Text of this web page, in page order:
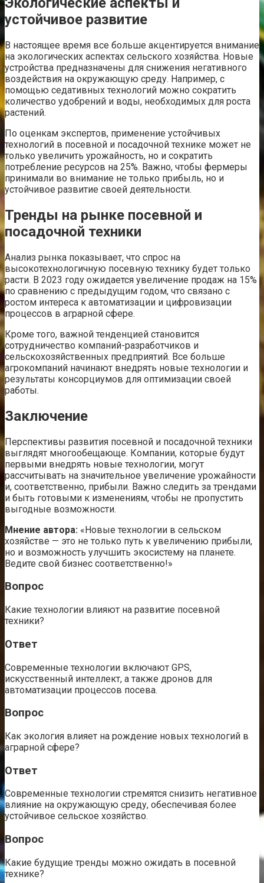
устойчивое развитие
В настоящее время все больше акцентируется внимание
на экологических аспектах сельского хозяйства. Новые
устройства предназначены для снижения негативного
воздействия на окружающую среду. Например, с
помощью седативных технологий можно сократить
количество удобрений и воды, необходимых для роста
растений.
По оценкам экспертов, применение устойчивых
технологий в посевной и посадочной технике может не
только увеличить урожайность, но и сократить
потребление ресурсов на 25%. Важно, чтобы фермеры
принимали во внимание не только прибыль, но и
устойчивое развитие своей деятельности.
Тренды на рынке посевной и
посадочной техники
Анализ рынка показывает, что спрос на
высокотехнологичную посевную технику будет только
расти. В 2023 году ожидается увеличение продаж на 15%
по сравнению с предыдущим годом, что связано с
ростом интереса к автоматизации и цифровизации
процессов в аграрной сфере.
Кроме того, важной тенденцией становится
сотрудничество компаний-разработчиков и
сельскохозяйственных предприятий. Все больше
агрокомпаний начинают внедрять новые технологии и
результаты консорциумов для оптимизации своей
работы.
Заключение
Перспективы развития посевной и посадочной техники
выглядят многообещающе. Компании, которые будут
первыми внедрять новые технологии, могут
рассчитывать на значительное увеличение урожайности
и, соответственно, прибыли. Важно следить за трендами
и быть готовыми к изменениям, чтобы не пропустить
выгодные возможности.
Мнение автора: «Новые технологии в сельском
хозяйстве — это не только путь к увеличению прибыли,
но и возможность улучшить экосистему на планете.
Ведите свой бизнес соответственно!»
Вопрос
Какие технологии влияют на развитие посевной
техники?
Ответ
Современные технологии включают GPS,
искусственный интеллект, а также дронов для
автоматизации процессов посева.
Вопрос
Как экология влияет на рождение новых технологий в
аграрной сфере?
Ответ
Современные технологии стремятся снизить негативное
влияние на окружающую среду, обеспечивая более
устойчивое сельское хозяйство.
Вопрос
Какие будущие тренды можно ожидать в посевной
технике?